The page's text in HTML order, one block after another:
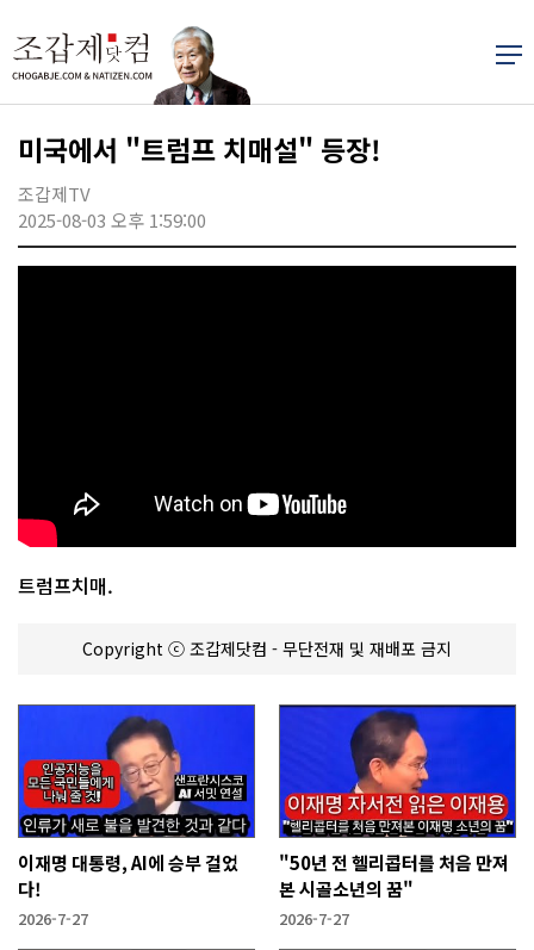
미국에서 "트럼프 치매설" 등장!
조갑제TV
2025-08-03 오후 1:59:00
트럼프치매.
Copyright ⓒ 조갑제닷컴 - 무단전재 및 재배포 금지
이재명 대통령, AI에 승부 걸었
다!
2026-7-27
"50년 전 헬리콥터를 처음 만져
본 시골소년의 꿈"
2026-7-27